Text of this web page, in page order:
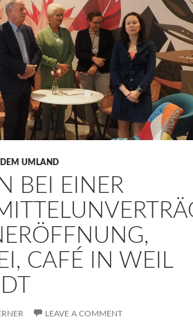
DEM UMLAND
BEI EINER
CAFÉ IN WEIL
LEAVE A COMMENT